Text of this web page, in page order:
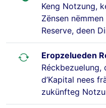
Keng Notzung,
Zënsen
Reserve, deen
Eropzelueden
d’Kapital nees
zukünfteg